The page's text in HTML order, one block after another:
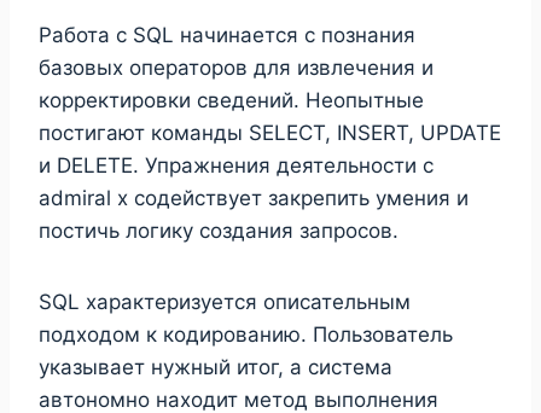
Работа с SQL начинается с познания
базовых операторов для извлечения и
корректировки сведений. Неопытные
постигают команды SELECT, INSERT, UPDATE
и DELETE. Упражнения деятельности с
admiral x содействует закрепить умения и
постичь логику создания запросов.
SQL характеризуется описательным
подходом к кодированию. Пользователь
указывает нужный итог, а система
автономно находит метод выполнения